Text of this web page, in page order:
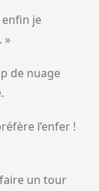
enfin je
»
de nuage
l’enfer !
un tour